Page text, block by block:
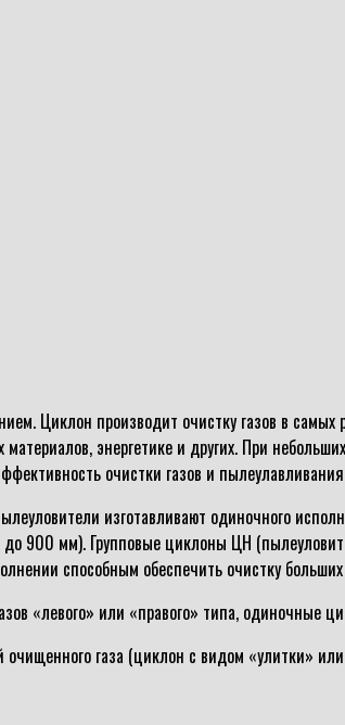
Циклон производит очистку газов в
энергетике и других. При
очистки газов и
изготавливают одиночного
900 мм). Групповые циклоны ЦН
способным обеспечить очистку больших
«левого» или «правого» типа, одиночные
газа (циклон с видом «улитки»